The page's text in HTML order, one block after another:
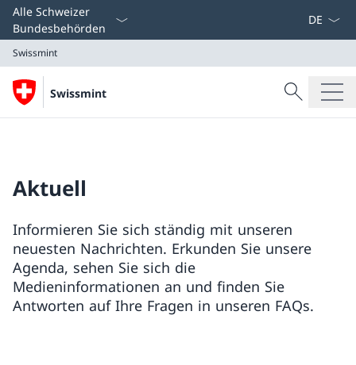
Alle Schweizer
Bundesbehörden
Swissmint
Swissmint
Suche
Suche
Aktuell
Informieren Sie sich ständig mit unseren
neuesten Nachrichten. Erkunden Sie unsere
Agenda, sehen Sie sich die
Medieninformationen an und finden Sie
Antworten auf Ihre Fragen in unseren FAQs.